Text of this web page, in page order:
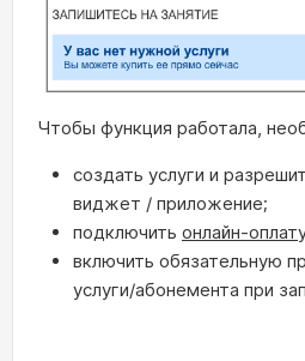
Чтобы функция работала,
создать услуги и
виджет / приложение;
подключить
включить обязательную
услуги/абонемента при